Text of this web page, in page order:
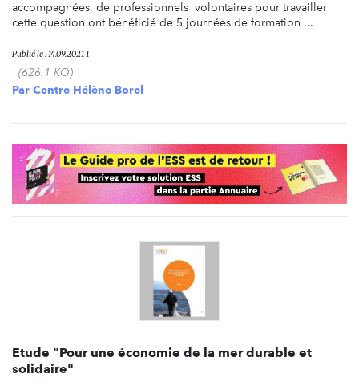
accompagnées, de professionnels volontaires pour travailler
cette question ont bénéficié de 5 journées de formation ...
Publié le : 14.09.2021 1
(626.1 KO)
Par Centre Hélène Borel
Etude "Pour une économie de la mer durable et
solidaire"